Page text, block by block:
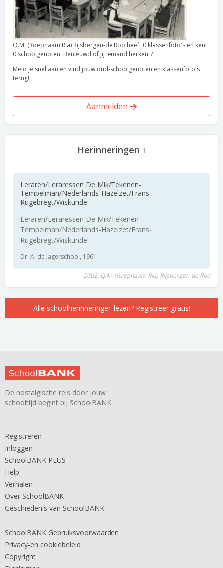
Q.M. (Roepnaam Ria) Rijsbergen-de Roo heeft 0 klassenfoto's en kent
0 schoolgenoten. Benieuwd of jij iemand herkent?
Meld je snel aan en vind jouw oud-schoolgenoten en klassenfoto's
terug!
Aanmelden
Herinneringen 1
Leraren/Leraressen De Mik/Tekenen-
Tempelman/Nederlands-Hazelzet/Frans-
Rugebregt/Wiskunde.
Leraren/Leraressen De Mik/Tekenen-
Tempelman/Nederlands-Hazelzet/Frans-
Rugebregt/Wiskunde
Dr. A. de Jagerschool, 1961
2002, Q.M. (Roepnaam Ria) Rijsbergen-de Roo
Alle schoolherinneringen lezen? Registreer gratis!
De nostalgische reis door jouw
schooltijd begint bij SchoolBANK
Registreren
Inloggen
SchoolBANK PLUS
Help
Verhalen
Over SchoolBANK
Geschiedenis van SchoolBANK
SchoolBANK Gebruiksvoorwaarden
Privacy-en cookiebeleid
Copyright